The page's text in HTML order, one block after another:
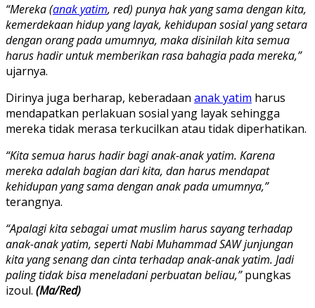
“Mereka (anak yatim, red) punya hak yang sama dengan kita,
kemerdekaan hidup yang layak, kehidupan sosial yang setara
dengan orang pada umumnya, maka disinilah kita semua
harus hadir untuk memberikan rasa bahagia pada mereka,”
ujarnya.
Dirinya juga berharap, keberadaan anak yatim harus
mendapatkan perlakuan sosial yang layak sehingga
mereka tidak merasa terkucilkan atau tidak diperhatikan.
“Kita semua harus hadir bagi anak-anak yatim. Karena
mereka adalah bagian dari kita, dan harus mendapat
kehidupan yang sama dengan anak pada umumnya,”
terangnya.
“Apalagi kita sebagai umat muslim harus sayang terhadap
anak-anak yatim, seperti Nabi Muhammad SAW junjungan
kita yang senang dan cinta terhadap anak-anak yatim. Jadi
paling tidak bisa meneladani perbuatan beliau,”pungkas
izoul. (Ma/Red)